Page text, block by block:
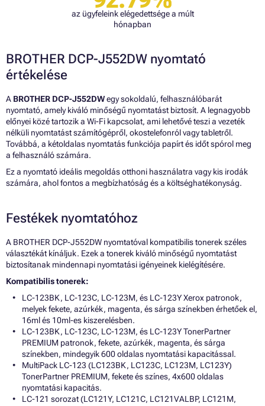
az ügyfeleink elégedettsége a múlt
hónapban
BROTHER DCP-J552DW nyomtató
értékelése
A BROTHER DCP-J552DWegy sokoldalú, felhasználóbarát
nyomtató, amely kiváló minőségű nyomtatást biztosít. A legnagyobb
előnyei közé tartozik a Wi-Fi kapcsolat, ami lehetővé teszi a vezeték
nélküli nyomtatást számítógépről, okostelefonról vagy tabletről.
Továbbá, a kétoldalas nyomtatás funkciója papírt és időt spórol meg
a felhasználó számára.
Ez a nyomtató ideális megoldás otthoni használatra vagy kis irodák
számára, ahol fontos a megbízhatóság és a költséghatékonyság.
Festékek nyomtatóhoz
A BROTHER DCP-J552DW nyomtatóval kompatibilis tonerek széles
választékát kínáljuk. Ezek a tonerek kiváló minőségű nyomtatást
biztosítanak mindennapi nyomtatási igényeinek kielégítésére.
Kompatibilis tonerek:
LC-123BK, LC-123C, LC-123M, és LC-123Y Xerox patronok,
melyek fekete, azúrkék, magenta, és sárga színekben érhetőek el,
16ml és 10ml-es kiszerelésben.
LC-123BK, LC-123C, LC-123M, és LC-123Y TonerPartner
PREMIUM patronok, fekete, azúrkék, magenta, és sárga
színekben, mindegyik 600 oldalas nyomtatási kapacitással.
MultiPack LC-123 (LC123BK, LC123C, LC123M, LC123Y)
TonerPartner PREMIUM, fekete és színes, 4x600 oldalas
nyomtatási kapacitás.
LC-121 sorozat (LC121Y, LC121C, LC121VALBP, LC121M,